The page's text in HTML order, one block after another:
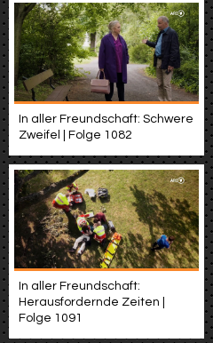
In aller Freundschaft: Schwere
Zweifel | Folge 1082
In aller Freundschaft:
Herausfordernde Zeiten |
Folge 1091